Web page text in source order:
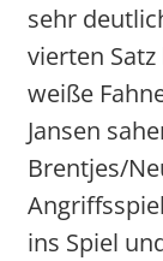
sehr
vierten
weiße
Jansen
Brentjes/
ins Spiel